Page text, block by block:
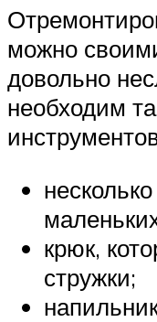
можно
довольно
необходим
крюк,
стружки;